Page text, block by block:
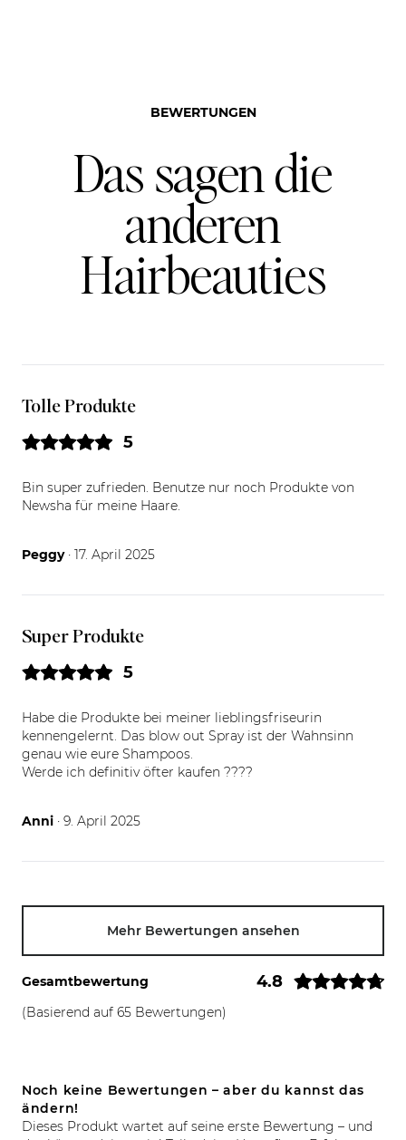
BEWERTUNGEN
Das sagen die
anderen
Hairbeauties
Tolle Produkte
5
Bin super zufrieden. Benutze nur noch Produkte von
Newsha für meine Haare.
Peggy 17.04.25
· 17. April 2025
Super Produkte
5
Habe die Produkte bei meiner lieblingsfriseurin
kennengelernt. Das blow out Spray ist der Wahnsinn
genau wie eure Shampoos.
Werde ich definitiv öfter kaufen ????
Anni 09.04.25
· 9. April 2025
Mehr Bewertungen ansehen
Gesamtbewertung 4.8
(Basierend auf 65 Bewertungen)
Noch keine Bewertungen – aber du kannst das
ändern!
Dieses Produkt wartet auf seine erste Bewertung – und